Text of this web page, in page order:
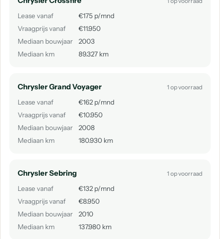
Lease vanaf
€175 p/mnd
Vraagprijs vanaf
€11.950
Mediaan bouwjaar
2003
Mediaan km
89.327 km
Chrysler Grand Voyager 1 op voorraad
Lease vanaf
€162 p/mnd
Vraagprijs vanaf
€10.950
Mediaan bouwjaar
2008
Mediaan km
180.930 km
Chrysler Sebring 1 op voorraad
Lease vanaf
€132 p/mnd
Vraagprijs vanaf
€8.950
Mediaan bouwjaar
2010
Mediaan km
137.980 km